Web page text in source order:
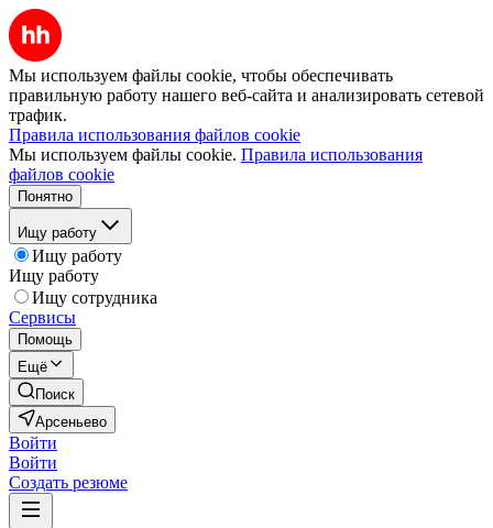
Мы используем файлы cookie, чтобы обеспечивать
правильную работу нашего веб-сайта и анализировать сетевой
трафик.
Правила использования файлов cookie
Мы используем файлы cookie. Правила использования
файлов cookie
Понятно
Ищу работу
Ищу работу
Ищу работу
Ищу сотрудника
Сервисы
Помощь
Ещё
Поиск
Арсеньево
Войти
Войти
Создать резюме